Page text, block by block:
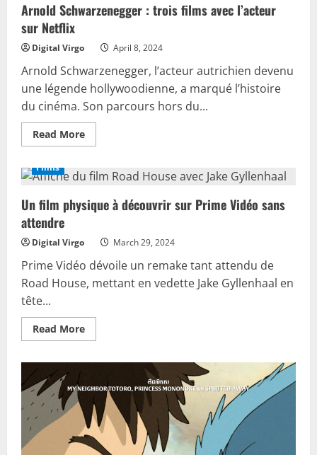
Arnold Schwarzenegger : trois films avec l’acteur
sur Netflix
Digital Virgo April 8, 2024
Arnold Schwarzenegger, l’acteur autrichien devenu
une légende hollywoodienne, a marqué l’histoire
du cinéma. Son parcours hors du...
Read MoreRead
more
Schwarzenegger
:
films
avec
Netflix
Films
Un film physique à découvrir sur Prime Vidéo sans
attendre
Digital Virgo March 29, 2024
Prime Vidéo dévoile un remake tant attendu de
Road House, mettant en vedette Jake Gyllenhaal en
tête...
Read MoreRead
more
à
découvrir
sur
Prime
Vidéo
sans
attendre